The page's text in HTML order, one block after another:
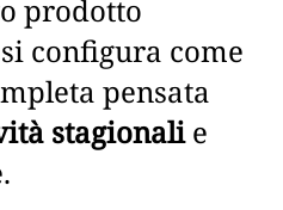
prodotto
configura come
pensata
stagionalie